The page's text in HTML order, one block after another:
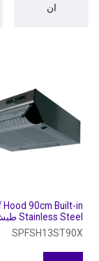
ان
90cm Built-in
Stainless Steel طبش
SPFSH13ST90X